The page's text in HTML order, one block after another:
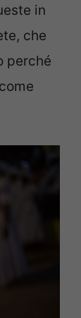
in
che
perché